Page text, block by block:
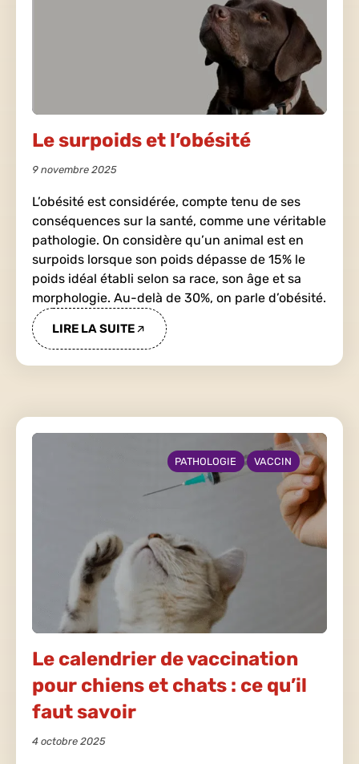
Le surpoids et l’obésité
9 novembre 2025
L’obésité est considérée, compte tenu de ses
conséquences sur la santé, comme une véritable
pathologie. On considère qu’un animal est en
surpoids lorsque son poids dépasse de 15% le
poids idéal établi selon sa race, son âge et sa
morphologie. Au-delà de 30%, on parle d’obésité.
LIRE LA SUITE
PATHOLOGIE VACCIN
Le calendrier de vaccination
pour chiens et chats : ce qu’il
faut savoir
4 octobre 2025